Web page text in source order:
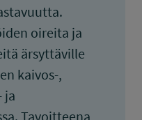
oireita ja
ärsyttäville
kaivos-,
ja
Tavoitteena